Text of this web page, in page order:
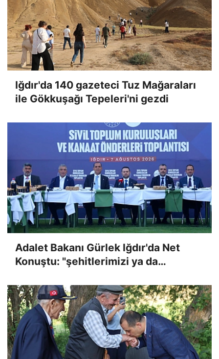
Iğdır'da 140 gazeteci Tuz Mağaraları
ile Gökkuşağı Tepeleri'ni gezdi
Adalet Bakanı Gürlek Iğdır'da Net
Konuştu: "şehitlerimizi ya da
yapmadık"